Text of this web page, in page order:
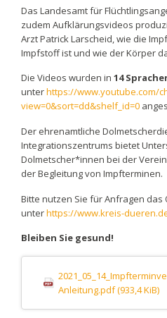
Das Landesamt für
zudem Aufklärungsvideos
Arzt Patrick Larscheid, wie die
Impfstoff ist und wie der Körper
Die Videos wurden in 14
unterhttps://www.youtube.com/
view=0&sort=dd&shelf_id=0
Der ehrenamtliche
Integrationszentrums bietet
Dolmetscher*innen bei der
der Begleitung von Impfterminen.
Bitte nutzen Sie für Anfragen das
unterhttps://www.kreis-
Bleiben Sie gesund!
Anleitung.pdf(933,4 KiB)